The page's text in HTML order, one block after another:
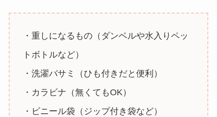
・重しになるもの（ダンベルや水入りペッ
トボトルなど）
・洗濯バサミ（ひも付きだと便利）
・カラビナ（無くてもOK）
・ビニール袋（ジップ付き袋など）